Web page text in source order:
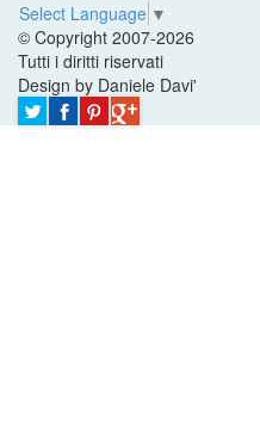
Select Language ▼
© Copyright 2007-2026
Tutti i diritti riservati
Design by Daniele Davi'